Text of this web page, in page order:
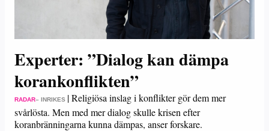
Experter: ”Dialog kan dämpa
korankonflikten”
RADAR– INRIKES |Religiösa inslag i konflikter gör dem mer
svårlösta. Men med mer dialog skulle krisen efter
koranbränningarna kunna dämpas, anser forskare.